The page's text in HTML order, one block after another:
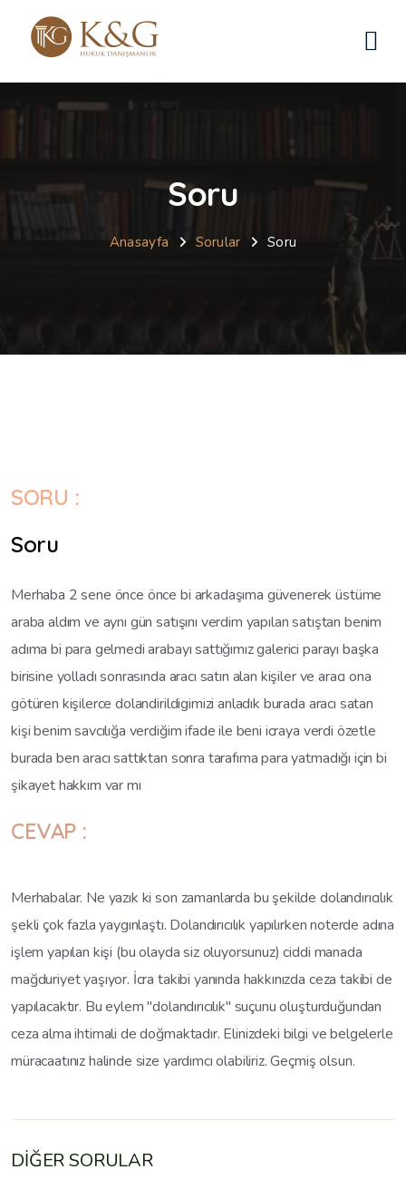
Soru
Anasayfa Sorular Soru
SORU :
Soru
Merhaba 2 sene önce önce bi arkadaşıma güvenerek üstüme
araba aldım ve aynı gün satışını verdim yapılan satıştan benim
adıma bi para gelmedi arabayı sattığımız galerici parayı başka
birisine yolladı sonrasında aracı satın alan kişiler ve aracı ona
götüren kişilerce dolandirildigimizi anladık burada aracı satan
kişi benim savcılığa verdiğim ifade ile beni icraya verdi özetle
burada ben aracı sattıktan sonra tarafıma para yatmadığı için bi
şikayet hakkım var mı
CEVAP :
Merhabalar. Ne yazık ki son zamanlarda bu şekilde dolandırıcılık
şekli çok fazla yaygınlaştı. Dolandırıcılık yapılırken noterde adına
işlem yapılan kişi (bu olayda siz oluyorsunuz) ciddi manada
mağduriyet yaşıyor. İcra takibi yanında hakkınızda ceza takibi de
yapılacaktır. Bu eylem "dolandırıcılık" suçunu oluşturduğundan
ceza alma ihtimali de doğmaktadır. Elinizdeki bilgi ve belgelerle
müracaatınız halinde size yardımcı olabiliriz. Geçmiş olsun.
DİĞER SORULAR